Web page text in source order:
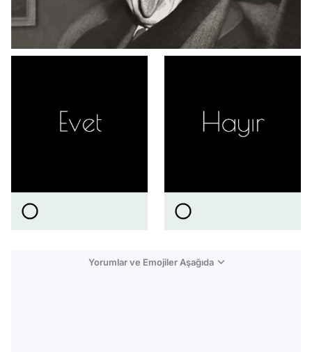
Yorumlar ve Emojiler Aşağıda